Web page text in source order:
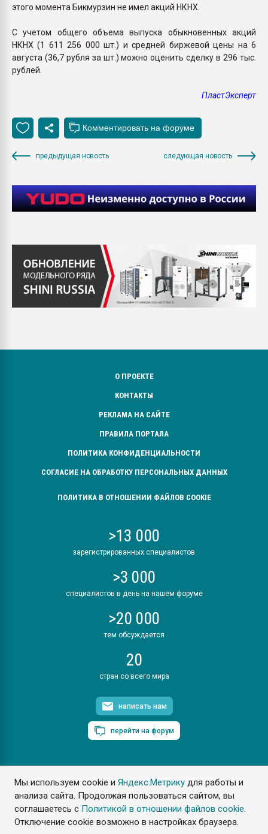
Мы используем cookie иЯндекс.Метрику для работы и
анализа сайта. Продолжая пользоваться сайтом, вы
соглашаетесь с Политикой в отношении файлов cookie.
Отключение cookie возможно в настройках браузера.
этого момента Бикмурзин не имел акций НКНХ.
С учетом общего объема выпуска обыкновенных акций
НКНХ (1 611 256 000 шт.) и средней биржевой цены на 6
августа (36,7 рубля за шт.) можно оценить сделку в 296 тыс.
рублей.
ПластЭксперт
предыдущая новость следующая новость
О ПРОЕКТЕ
КОНТАКТЫ
РЕКЛАМА НА САЙТЕ
ПРАВИЛА ПОРТАЛА
ПОЛИТИКА КОНФИДЕНЦИАЛЬНОСТИ
СОГЛАСИЕ НА ОБРАБОТКУ ПЕРСОНАЛЬНЫХ ДАННЫХ
ПОЛИТИКА В ОТНОШЕНИИ ФАЙЛОВ COOKIE
>13 000
зарегистрированных специалистов
>3 000
специалистов в день на нашем форуме
>20 000
тем обсуждается
20
стран со всего мира
написать нам
перейти на форум
ПластЭксперт © 2006. Все права защищены
Разрешается копирование материалов сайта с обязательной
ссылкой на www.e-plastic.ru
Разработка сайта